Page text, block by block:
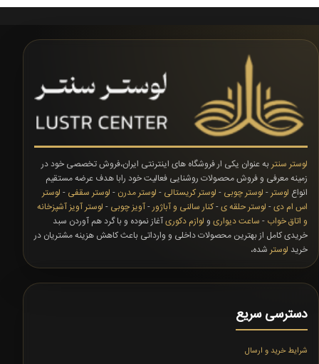
لوستر سنتر به عنوان یکی ار فروشگاه های اینترنتی ایران،فروش تخصصی خود در
زمینه معرفی و فروش محصولات روشنایی فعالیت خود رابا هدف عرضه مستقیم
انواع لوستر - لوستر چوبی - لوستر کریستالی - لوستر مدرن - لوستر سقفی - لوستر
اس ام دی- لوستر حلقه ی-کنار سالنی و آباژور-آویز چوبی - لوستر آویز آشپزخانه
و اتاق خواب - ساعت دیواری و لوازم دکوریآغاز نموده و با گرد هم آوردن سبد
خریدی کامل از بهترین محصولات داخلی و وارداتی باعث کاهش هزینه مشتریان در
خرید لوستر شده،
دسترسی سریع
شرایط خرید و ارسال